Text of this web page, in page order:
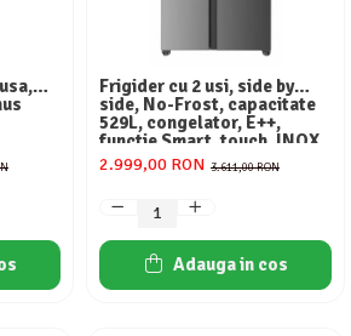
Frigider cu 2 usi, side by
side, No-Frost, capacitate
529L, congelator, E++,
functie Smart, touch, INOX,
HEINNER
3.611,00 RON
2.999,00 RON
Adauga in cos